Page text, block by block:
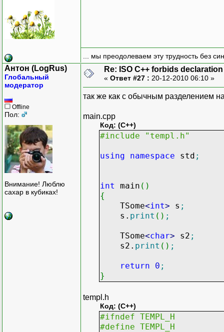
... мы преодолеваем эту трудность без
Антон (LogRus)
Глобальный
модератор
Offline
Пол:
Внимание! Люблю
сахар в кубиках!
Re: ISO C++ forbids declaration
« Ответ #27 : 20-12-2010 06:10 »
так же как с обычным разделением
main.cpp
Код: (C++)
#include "templ.h"
using namespace std ;
int main ( )
{
TSome<int> s ;
s. print ( ) ;
TSome<char> s2 ;
s2. print ( ) ;
return 0 ;
}
templ.h
Код: (C++)
#ifndef TEMPL_H
#define TEMPL_H